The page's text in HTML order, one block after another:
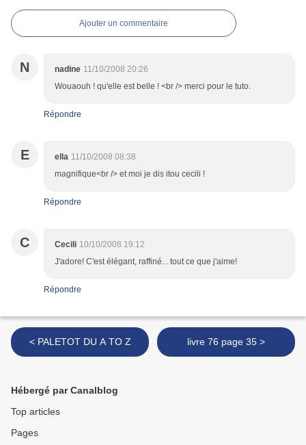
Ajouter un commentaire
N nadine 11/10/2008 20:26
Wouaouh ! qu'elle est belle ! <br /> merci pour le tuto.
Répondre
E ella 11/10/2008 08:38
magnifique<br /> et moi je dis itou cecili !
Répondre
C Cecili 10/10/2008 19:12
J'adore! C'est élégant, raffiné... tout ce que j'aime!
Répondre
< PALETOT DU A TO Z livre 76 page 35 >
Hébergé par Canalblog
Top articles
Pages